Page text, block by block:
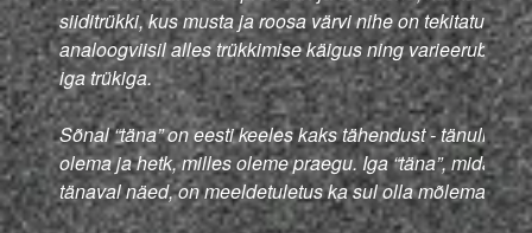
siiditrükki, kus musta ja roosa värvi nihe on tekitatud
analoogviisil alles trükkimise käigus ning varieerub
iga trükiga.
Sõnal “täna” on eesti keeles kaks tähendust - tänulik
olema ja hetk, milles oleme praegu. Iga “täna”, mida
tänaval näed, on meeldetuletus ka sul olla mõlemat.